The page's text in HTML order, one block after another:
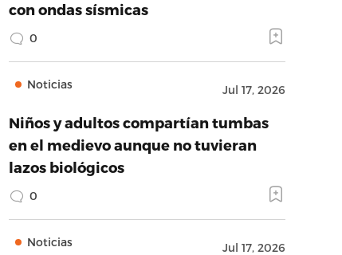
con ondas sísmicas
0
Noticias Jul 17, 2026
Niños y adultos compartían tumbas
en el medievo aunque no tuvieran
lazos biológicos
0
Noticias Jul 17, 2026